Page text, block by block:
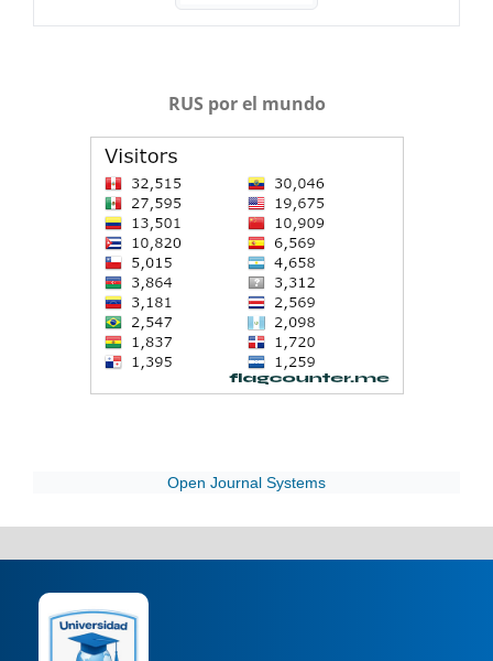
RUS por el mundo
Open Journal Systems